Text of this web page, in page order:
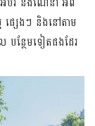
ផ្សេង​ៗ និង​នៅ​តាម​
ន្ថែម​ទៀត​ផង​ដែរ